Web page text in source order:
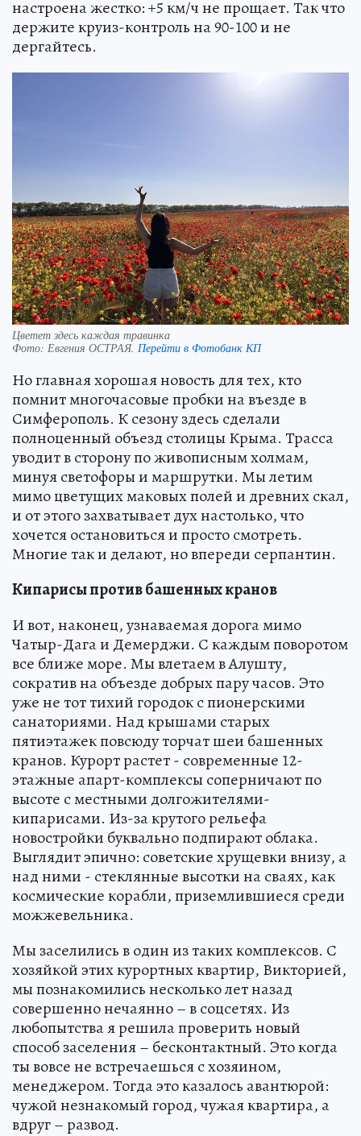
настроена жестко: +5 км/ч не прощает. Так что
держите круиз-контроль на 90-100 и не
дергайтесь.
Цветет здесь каждая травинка
Фото: Евгения ОСТРАЯ. Перейти в Фотобанк КП
Но главная хорошая новость для тех, кто
помнит многочасовые пробки на въезде в
Симферополь. К сезону здесь сделали
полноценный объезд столицы Крыма. Трасса
уводит в сторону по живописным холмам,
минуя светофоры и маршрутки. Мы летим
мимо цветущих маковых полей и древних скал,
и от этого захватывает дух настолько, что
хочется остановиться и просто смотреть.
Многие так и делают, но впереди серпантин.
Кипарисы против башенных кранов
И вот, наконец, узнаваемая дорога мимо
Чатыр-Дага и Демерджи. С каждым поворотом
все ближе море. Мы влетаем в Алушту,
сократив на объезде добрых пару часов. Это
уже не тот тихий городок с пионерскими
санаториями. Над крышами старых
пятиэтажек повсюду торчат шеи башенных
кранов. Курорт растет - современные 12-
этажные апарт-комплексы соперничают по
высоте с местными долгожителями-
кипарисами. Из-за крутого рельефа
новостройки буквально подпирают облака.
Выглядит эпично: советские хрущевки внизу, а
над ними - стеклянные высотки на сваях, как
космические корабли, приземлившиеся среди
можжевельника.
Мы заселились в один из таких комплексов. С
хозяйкой этих курортных квартир, Викторией,
мы познакомились несколько лет назад
совершенно нечаянно – в соцсетях. Из
любопытства я решила проверить новый
способ заселения – бесконтактный. Это когда
ты вовсе не встречаешься с хозяином,
менеджером. Тогда это казалось авантюрой:
чужой незнакомый город, чужая квартира, а
вдруг – развод.